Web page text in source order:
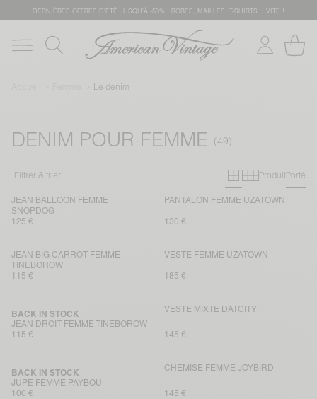
DERNIÈRES OFFRES D'ÉTÊ JUSQU'À -50% : ROBES, MAILLES, T-SHIRTS... VITE !
Le denim
DENIM POUR FEMME
Filtrer & trier Grille
Grille
ProduitPorté
JEAN BALLOON FEMME
SNOPDOG
125 €
PANTALON FEMME UZATOWN
130 €
JEAN BIG CARROT FEMME
TINEBOROW
115 €
VESTE FEMME UZATOWN
185 €
JEAN DROIT FEMME TINEBOROW
BACK IN STOCK
115 €
VESTE MIXTE DATCITY
145 €
JUPE FEMME PAYBOU
BACK IN STOCK
100 €
CHEMISE FEMME JOYBIRD
145 €